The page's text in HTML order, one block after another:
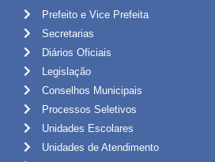
Prefeito e Vice Prefeita
Secretarias
Diários Oficiais
Legislação
Conselhos Municipais
Processos Seletivos
Unidades Escolares
Unidades de Atendimento